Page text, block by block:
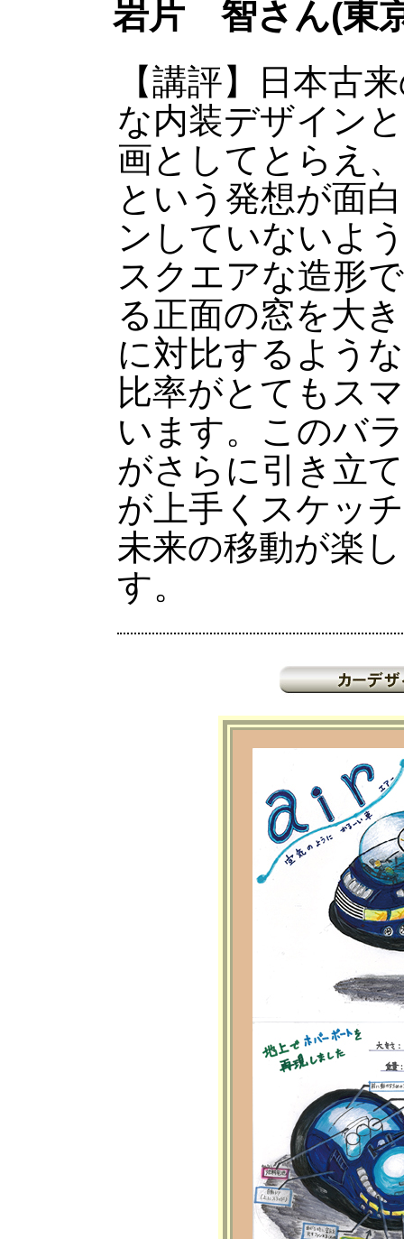
岩片 智さん(東
【講評】日本古
な内装デザイン
画としてとらえ
という発想が面
ンしていないよ
スクエアな造形
る正面の窓を大
に対比するよう
比率がとてもス
います。このバ
がさらに引き立
が上手くスケッ
未来の移動が楽
す。